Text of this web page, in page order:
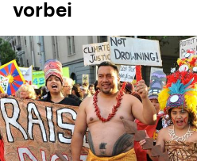
vorbei